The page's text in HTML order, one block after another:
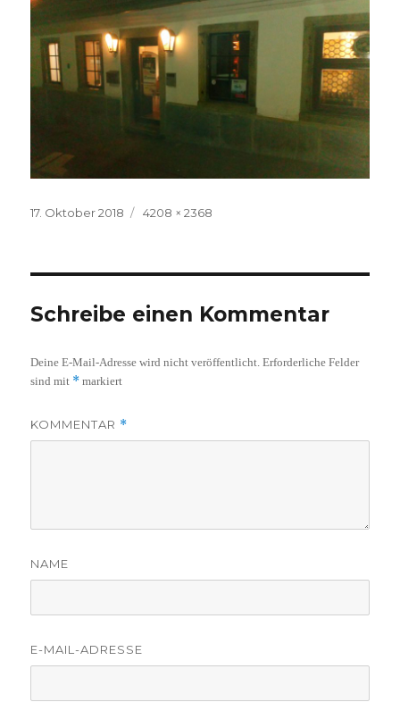
Veröffentlicht
17. Oktober 2018
Volle
4208 × 2368
Schreibe einen Kommentar
Deine E-Mail-Adresse wird nicht veröffentlicht. Erforderliche Felder
sind mit * markiert
KOMMENTAR *
NAME
E-MAIL-ADRESSE